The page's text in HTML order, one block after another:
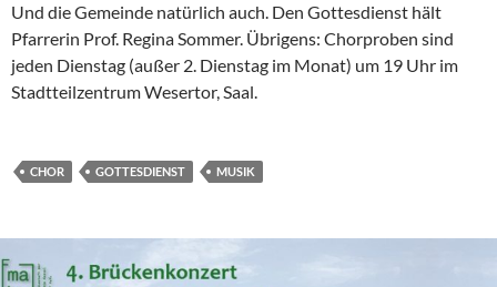
Und die Gemeinde natürlich auch. Den Gottesdienst hält
Pfarrerin Prof. Regina Sommer. Übrigens: Chorproben sind
jeden Dienstag (außer 2. Dienstag im Monat) um 19 Uhr im
Stadtteilzentrum Wesertor, Saal.
CHOR GOTTESDIENST MUSIK